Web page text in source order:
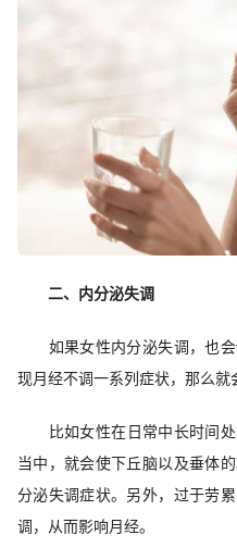
二、内分泌失调
如果女性内分泌失调，也会
现月经不调一系列症状，那么就
比如女性在日常中长时间
当中，就会使下丘脑以及垂体
分泌失调症状。另外，过于劳
调，从而影响月经。